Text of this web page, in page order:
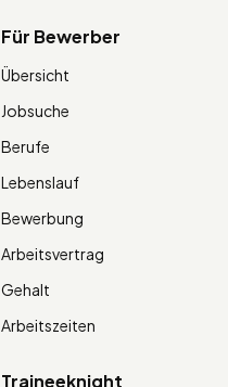
Für Bewerber
Übersicht
Jobsuche
Berufe
Lebenslauf
Bewerbung
Arbeitsvertrag
Gehalt
Arbeitszeiten
Traineeknight